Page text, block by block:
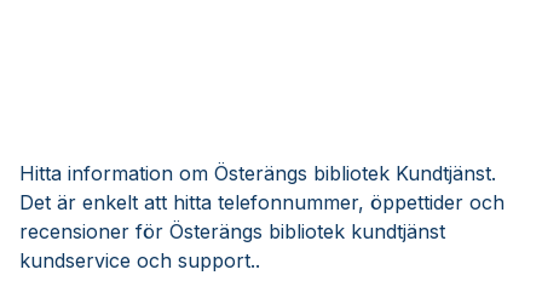
Hitta information om Österängs bibliotek Kundtjänst.
Det är enkelt att hitta telefonnummer, öppettider och
recensioner för Österängs bibliotek kundtjänst
kundservice och support..